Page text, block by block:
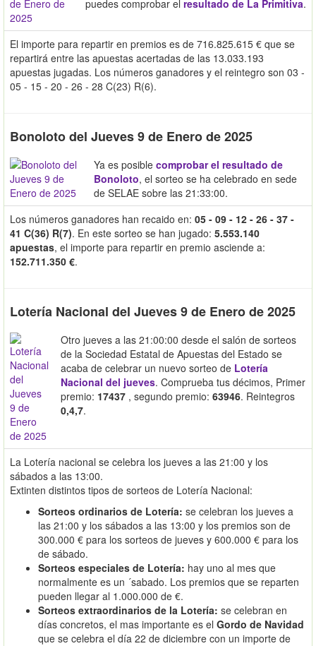
puedes comprobar el resultado de La Primitiva.
El importe para repartir en premios es de 716.825.615 € que se
repartirá entre las apuestas acertadas de las 13.033.193
apuestas jugadas. Los números ganadores y el reintegro son 03 -
05 - 15 - 20 - 26 - 28 C(23) R(6).
Bonoloto del Jueves 9 de Enero de 2025
Ya es posible comprobar el resultado de
Bonoloto, el sorteo se ha celebrado en sede
de SELAE sobre las 21:33:00.
Los números ganadores han recaido en: 05 - 09 - 12 - 26 - 37 -
41 C(36) R(7). En este sorteo se han jugado: 5.553.140
apuestas, el importe para repartir en premio asciende a:
152.711.350 €.
Lotería Nacional del Jueves 9 de Enero de 2025
Otro jueves a las 21:00:00 desde el salón de sorteos
de la Sociedad Estatal de Apuestas del Estado se
acaba de celebrar un nuevo sorteo de Lotería
Nacional del jueves. Comprueba tus décimos, Primer
premio: 17437 , segundo premio: 63946. Reintegros
0,4,7.
La Lotería nacional se celebra los jueves a las 21:00 y los
sábados a las 13:00.
Extinten distintos tipos de sorteos de Lotería Nacional:
Sorteos ordinarios de Lotería: se celebran los jueves a
las 21:00 y los sábados a las 13:00 y los premios son de
300.000 € para los sorteos de jueves y 600.000 € para los
de sábado.
Sorteos especiales de Lotería: hay uno al mes que
normalmente es un ´sabado. Los premios que se reparten
pueden llegar al 1.000.000 de €.
Sorteos extraordinarios de la Lotería: se celebran en
días concretos, el mas importante es el Gordo de Navidad
que se celebra el día 22 de diciembre con un importe de